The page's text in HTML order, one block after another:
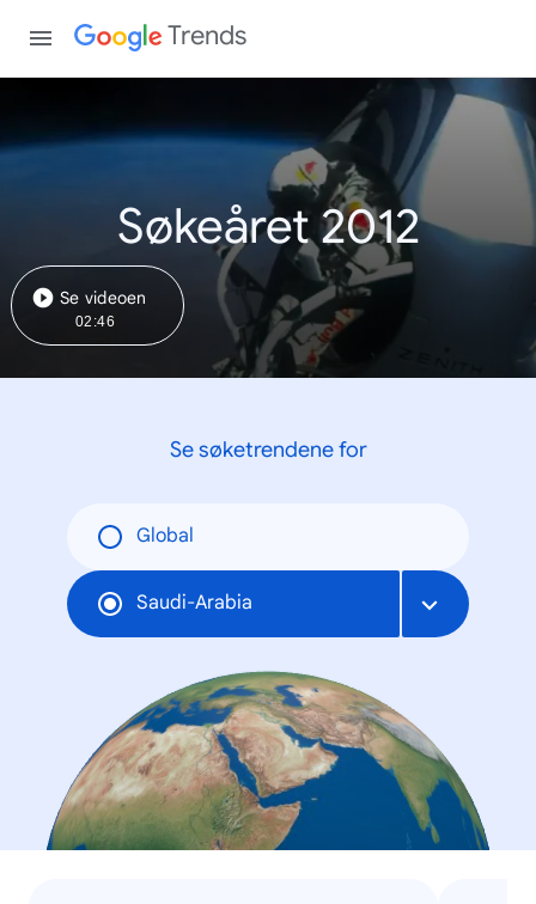
Trends
Søkeåret 2012
Se videoen
02:46
Se søketrendene for
Global
Saudi-Arabia